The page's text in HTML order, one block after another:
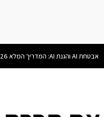
אבטחת AI והגנת AI: המדריך המלא 2026